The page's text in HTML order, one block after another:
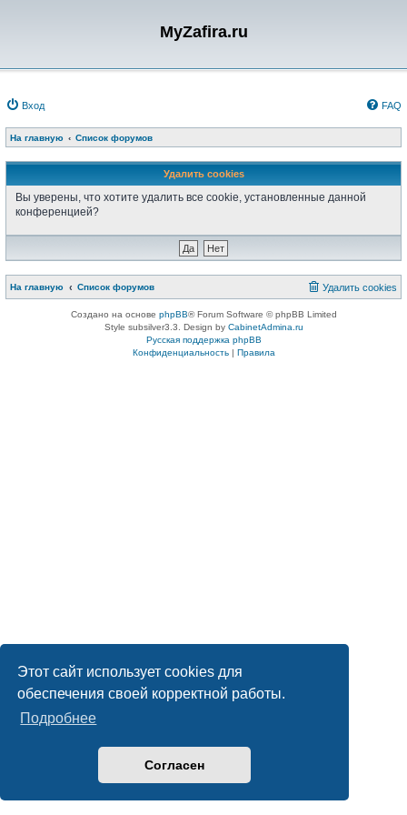
Этот сайт использует cookies для
обеспечения своей корректной работы.
Подробнее
Согласен
MyZafira.ru
Вход FAQ
На главную Список форумов
Удалить cookies
Вы уверены, что хотите удалить все cookie, установленные данной
конференцией?
На главную Список форумов Удалить cookies
Создано на основе phpBB® Forum Software © phpBB Limited
Style subsilver3.3. Design by CabinetAdmina.ru
Русская поддержка phpBB
Конфиденциальность| Правила